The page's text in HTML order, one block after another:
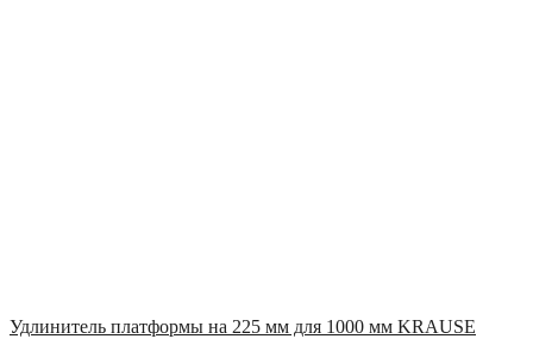
Удлинитель платформы на 225 мм для 1000 мм KRAUSE